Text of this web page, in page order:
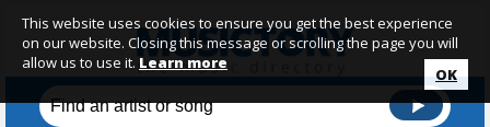
This website uses cookies to ensure you get the best experience
on our website. Closing this message or scrolling the page you will
allow us to use it. Learn more
OK